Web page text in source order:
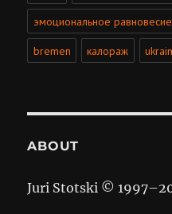
эмоциональное равновесие
bremen калораж
ABOUT
Juri Stotski © 1997–